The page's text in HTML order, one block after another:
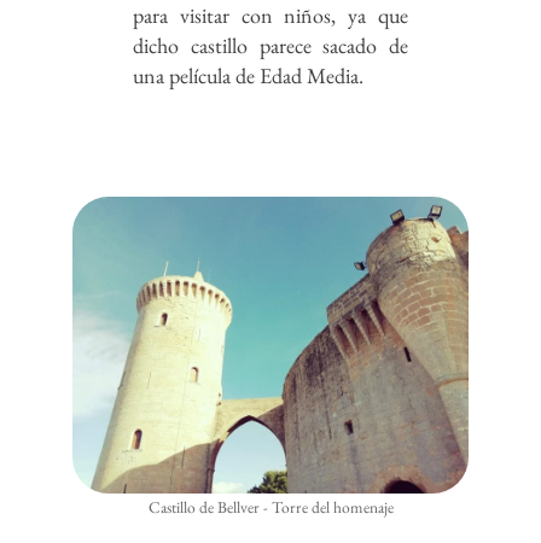
para visitar con niños, ya que
dicho castillo parece sacado de
una película de Edad Media.
Castillo de Bellver - Torre del homenaje